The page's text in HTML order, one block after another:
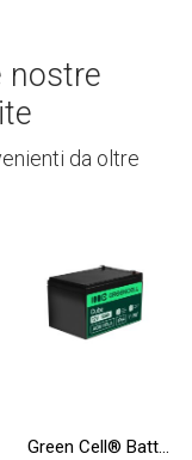
nostre
da oltre